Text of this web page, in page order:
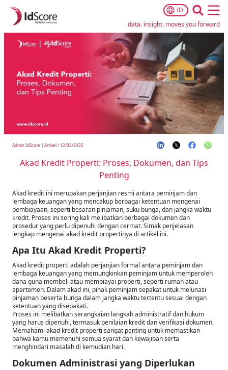
ID
data. insight. moves you forward
Admin IdScore | Artikel/ 12/02/2025
Akad Kredit Properti: Proses, Dokumen, dan Tips
Penting
Akad kredit ini merupakan perjanjian resmi antara peminjam dan
lembaga keuangan yang mencakup berbagai ketentuan mengenai
pembiayaan, seperti besaran pinjaman, suku bunga, dan jangka waktu
kredit. Proses ini sering kali melibatkan berbagai dokumen dan
prosedur yang perlu dipenuhi dengan cermat. Simak penjelasan
lengkap mengenai akad kredit propertinya di artikel ini.
Apa Itu Akad Kredit Properti?
Akad kredit properti adalah perjanjian formal antara peminjam dan
lembaga keuangan yang memungkinkan peminjam untuk memperoleh
dana guna membeli atau membiayai properti, seperti rumah atau
apartemen. Dalam akad ini, pihak peminjam sepakat untuk melunasi
pinjaman beserta bunga dalam jangka waktu tertentu sesuai dengan
ketentuan yang disepakati.
Proses ini melibatkan serangkaian langkah administratif dan hukum
yang harus dipenuhi, termasuk penilaian kredit dan verifikasi dokumen.
Memahami akad kredit properti sangat penting untuk memastikan
bahwa kamu memenuhi semua syarat dan kewajiban serta
menghindari masalah di kemudian hari.
Dokumen Administrasi yang Diperlukan